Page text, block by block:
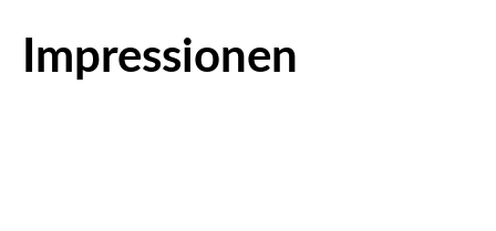
Impressionen